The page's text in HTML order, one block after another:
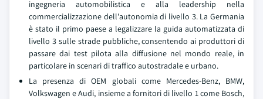
ingegneria automobilistica e alla leadership nella
commercializzazione dell'autonomia di livello 3. La Germania
è stato il primo paese a legalizzare la guida automatizzata di
livello 3 sulle strade pubbliche, consentendo ai produttori di
passare dai test pilota alla diffusione nel mondo reale, in
particolare in scenari di traffico autostradale e urbano.
La presenza di OEM globali come Mercedes-Benz, BMW,
Volkswagen e Audi, insieme a fornitori di livello 1 come Bosch,